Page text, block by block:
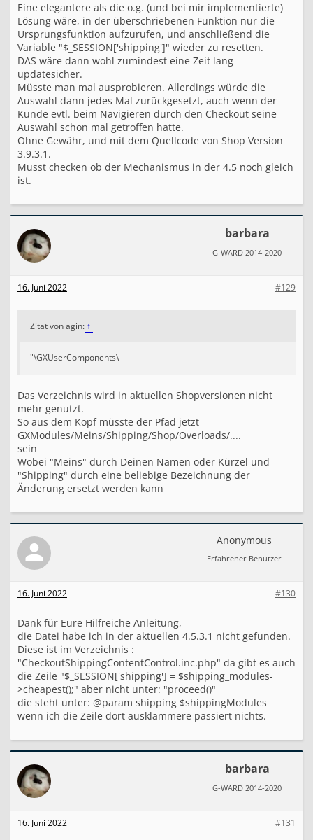
Eine elegantere als die o.g. (und bei mir implementierte)
Lösung wäre, in der überschriebenen Funktion nur die
Ursprungsfunktion aufzurufen, und anschließend die
Variable "$_SESSION['shipping']" wieder zu resetten.
DAS wäre dann wohl zumindest eine Zeit lang
updatesicher.
Müsste man mal ausprobieren. Allerdings würde die
Auswahl dann jedes Mal zurückgesetzt, auch wenn der
Kunde evtl. beim Navigieren durch den Checkout seine
Auswahl schon mal getroffen hatte.
Ohne Gewähr, und mit dem Quellcode von Shop Version
3.9.3.1.
Musst checken ob der Mechanismus in der 4.5 noch gleich
ist.
barbara
G-WARD 2014-2020
#129
16. Juni 2022
Zitat von agin: ↑
"\GXUserComponents\
Das Verzeichnis wird in aktuellen Shopversionen nicht
mehr genutzt.
So aus dem Kopf müsste der Pfad jetzt
GXModules/Meins/Shipping/Shop/Overloads/....
sein
Wobei "Meins" durch Deinen Namen oder Kürzel und
"Shipping" durch eine beliebige Bezeichnung der
Änderung ersetzt werden kann
Anonymous
Erfahrener Benutzer
#130
16. Juni 2022
Dank für Eure Hilfreiche Anleitung,
die Datei habe ich in der aktuellen 4.5.3.1 nicht gefunden.
Diese ist im Verzeichnis :
"CheckoutShippingContentControl.inc.php" da gibt es auch
die Zeile "$_SESSION['shipping'] = $shipping_modules-
>cheapest();" aber nicht unter: "proceed()"
die steht unter: @param shipping $shippingModules
wenn ich die Zeile dort ausklammere passiert nichts.
barbara
G-WARD 2014-2020
#131
16. Juni 2022